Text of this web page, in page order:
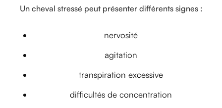
Un cheval stressé peut présenter différents signes :
nervosité
agitation
transpiration excessive
difficultés de concentration